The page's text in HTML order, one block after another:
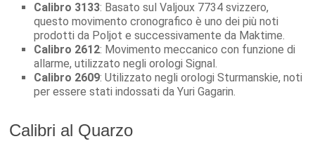
Calibro 3133: Basato sul Valjoux 7734 svizzero,
questo movimento cronografico è uno dei più noti
prodotti da Poljot e successivamente da Maktime.
Calibro 2612: Movimento meccanico con funzione di
allarme, utilizzato negli orologi Signal.
Calibro 2609: Utilizzato negli orologi Sturmanskie, noti
per essere stati indossati da Yuri Gagarin.
Calibri al Quarzo